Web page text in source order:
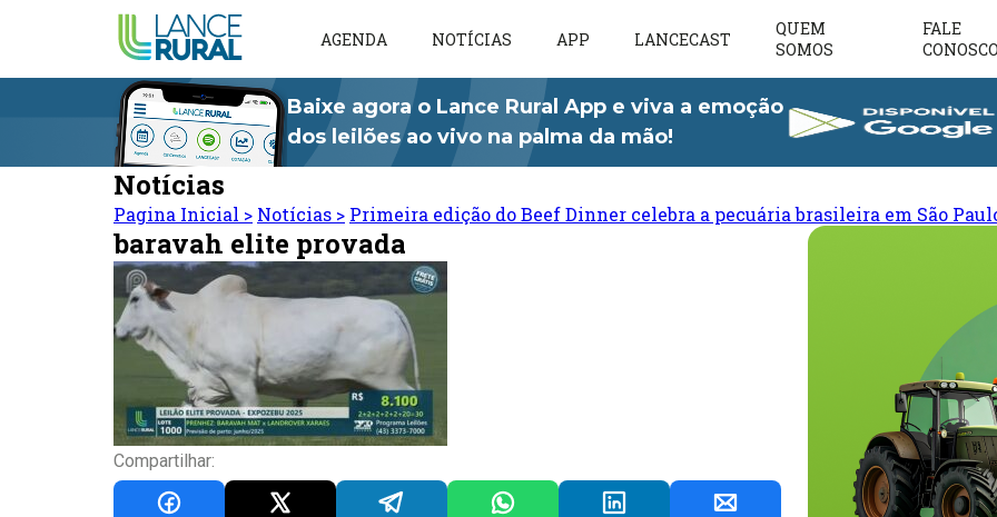
AGENDA NOTÍCIAS APP LANCECAST
QUEM
SOMOS
FALE
CONOSCO
Baixe agora o Lance Rural App e viva a emoção
dos leilões ao vivo na palma da mão!
Notícias
Pagina Inicial > Notícias > Primeira edição do Beef Dinner celebra a pecuária brasileira em São
baravah elite provada
Compartilhar: